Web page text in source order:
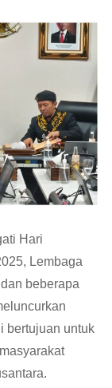
Hari
Lembaga
beberapa
bertujuan untuk